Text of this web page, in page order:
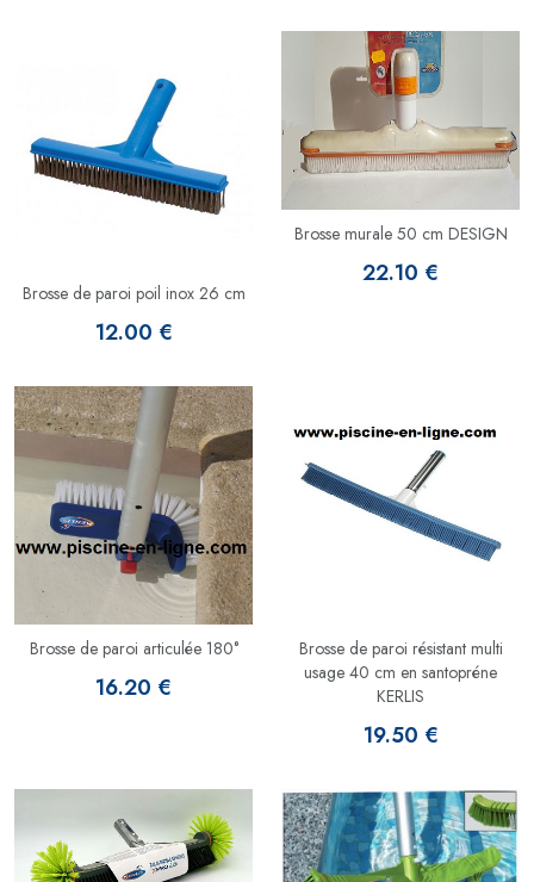
Brosse de paroi poil inox 26 cm
12.00 €
Brosse murale 50 cm DESIGN
22.10 €
Brosse de paroi articulée 180°
16.20 €
Brosse de paroi résistant multi
usage 40 cm en santopréne
KERLIS
19.50 €